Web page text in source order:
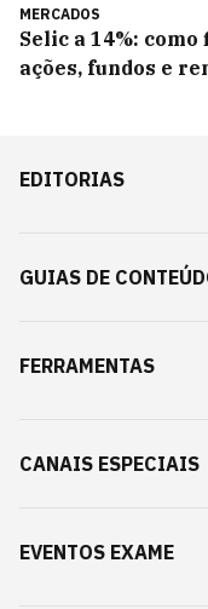
MERCADOS
Selic a 14%:
ações, fundos e
EDITORIAS
GUIAS DE
FERRAMENTAS
CANAIS ESPECIAIS
EVENTOS EXAME